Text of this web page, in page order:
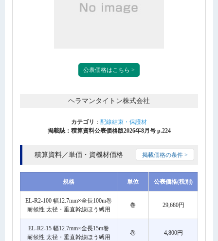
公表価格はこちら >
ヘラマンタイトン株式会社
カテゴリ ： 配線結束・保護材
掲載誌：積算資料公表価格版2026年8月号 p.224
積算資料／単価・資機材価格 掲載価格の条件 >
規格 単位 公表価格(税別)
EL-R2-100 幅12.7mm×全長100m巻
耐候性 太径・垂直幹線ほう縛用
巻 29,680円
EL-R2-15 幅12.7mm×全長15m巻
耐候性 太径・垂直幹線ほう縛用
巻 4,800円